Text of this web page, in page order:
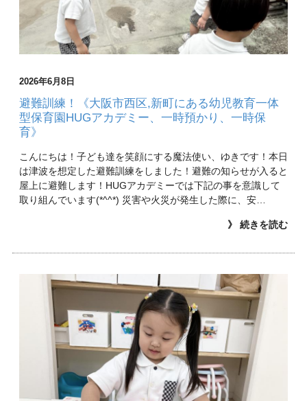
2026年6月8日
避難訓練！《大阪市西区,新町にある幼児教育一体
型保育園HUGアカデミー、一時預かり、一時保
育》
こんにちは！子ども達を笑顔にする魔法使い、ゆきです！本日
は津波を想定した避難訓練をしました！避難の知らせが入ると
屋上に避難します！HUGアカデミーでは下記の事を意識して
取り組んでいます(*^^*) 災害や火災が発生した際に、安…
》 続きを読む